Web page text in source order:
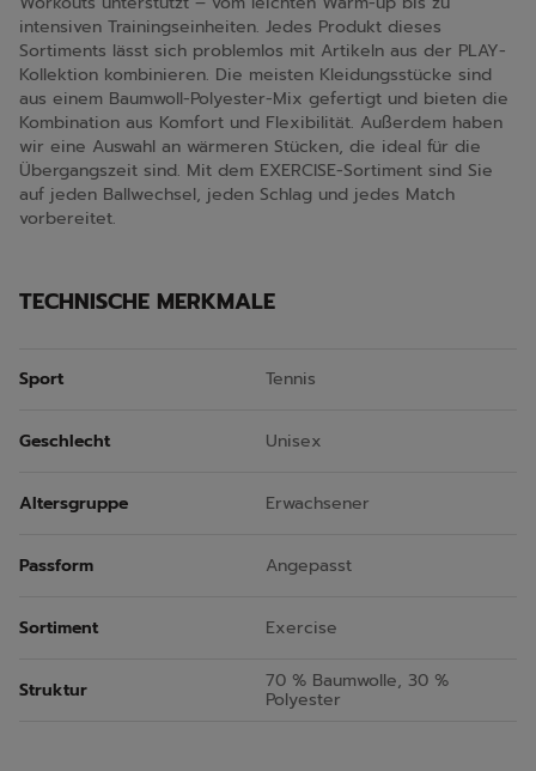
intensiven Trainingseinheiten. Jedes Produkt dieses
Sortiments lässt sich problemlos mit Artikeln aus der PLAY-
Kollektion kombinieren. Die meisten Kleidungsstücke sind
aus einem Baumwoll-Polyester-Mix gefertigt und bieten die
Kombination aus Komfort und Flexibilität. Außerdem haben
wir eine Auswahl an wärmeren Stücken, die ideal für die
Übergangszeit sind. Mit dem EXERCISE-Sortiment sind Sie
auf jeden Ballwechsel, jeden Schlag und jedes Match
vorbereitet.
TECHNISCHE MERKMALE
Sport Tennis
Geschlecht Unisex
Altersgruppe Erwachsener
Passform Angepasst
Sortiment Exercise
Struktur 70 % Baumwolle, 30 %
Polyester